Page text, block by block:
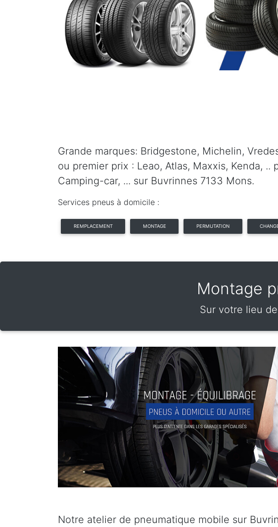
Grande marques: Bridgestone, Michelin,
ou premier prix : Leao, Atlas, Maxxis, Kenda,
Camping-car, ... sur Buvrinnes 7133 Mons.
Services pneus à domicile :
REMPLACEMENT MONTAGE PERMUTATION
Montage
Sur votre lieu
Notre atelier de pneumatique mobile sur